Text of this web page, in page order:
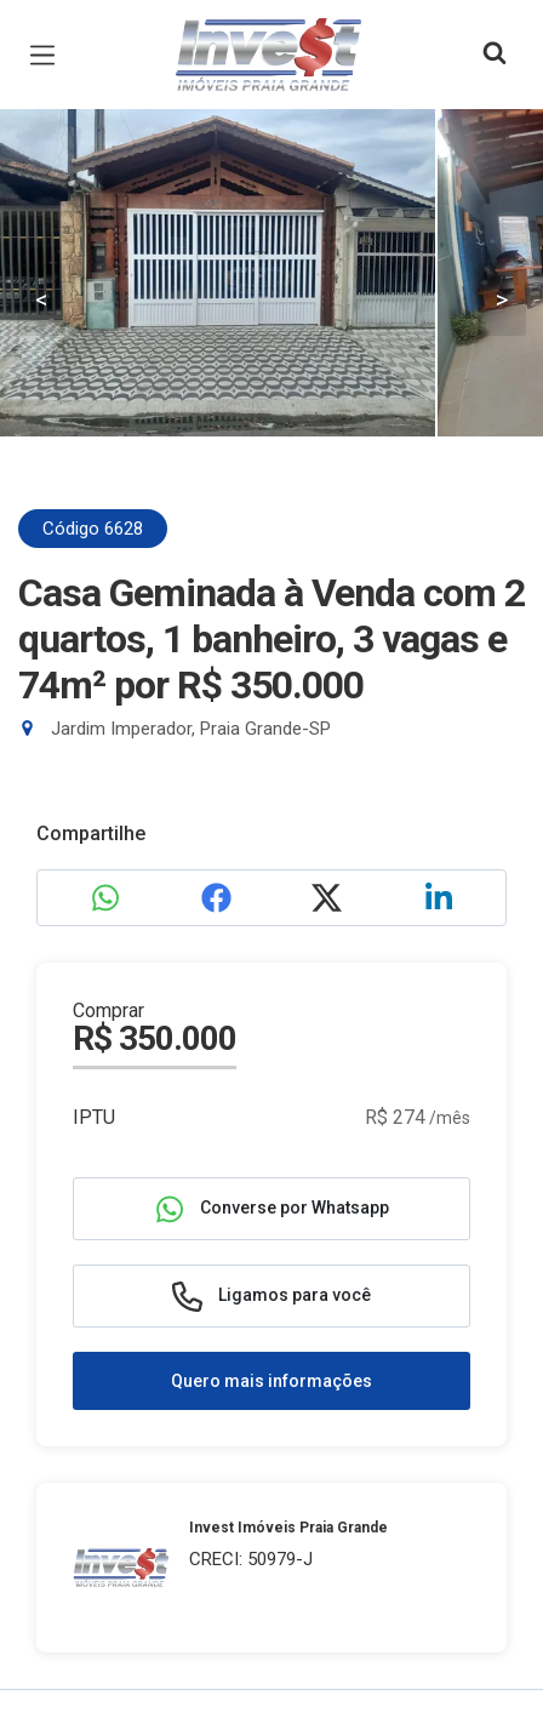
Página inicial
< >
Código 6628
Casa Geminada à Venda com 2
quartos, 1 banheiro, 3 vagas e
74m² por R$ 350.000
Jardim Imperador, Praia Grande-SP
Compartilhe
Comprar
R$ 350.000
IPTU R$ 274/mês
Converse por Whatsapp
Ligamos para você
Quero mais informações
Invest Imóveis Praia Grande
CRECI: 50979-J